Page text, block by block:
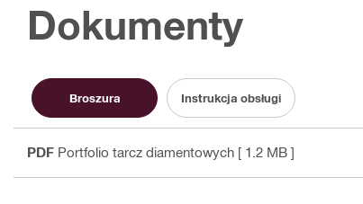
Dokumenty
Broszura Instrukcja obsługi
PDF Portfolio tarcz diamentowych [ 1.2 MB ]